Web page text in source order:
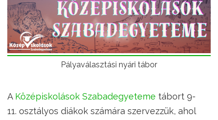
Pályaválasztási nyári tábor
A Középiskolások Szabadegyeteme tábort 9-
11. osztályos diákok számára szervezzük, ahol